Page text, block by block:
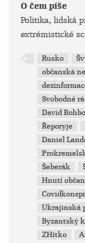
O čem píše
Politika, lidská
extrémistické
Rusko
občanská
Svobodné
David
Řeporyje
Daniel
Šeberák
Hnutí
Ukrajinská
Byzantský
ZHítko